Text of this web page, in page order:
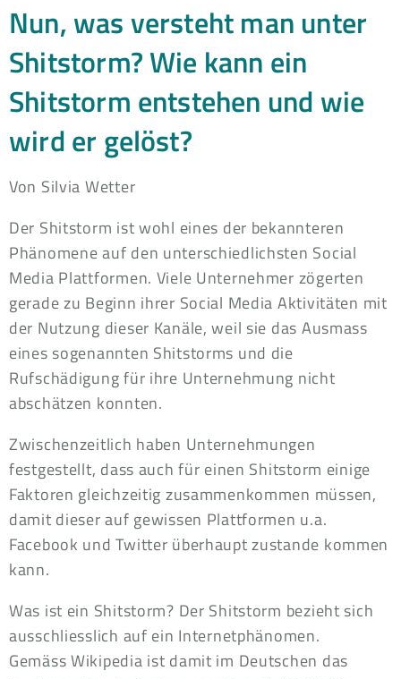
Nun, was versteht man unter
Shitstorm? Wie kann ein
Shitstorm entstehen und wie
wird er gelöst?
Von Silvia Wetter
Der Shitstorm ist wohl eines der bekannteren
Phänomene auf den unterschiedlichsten Social
Media Plattformen. Viele Unternehmer zögerten
gerade zu Beginn ihrer Social Media Aktivitäten mit
der Nutzung dieser Kanäle, weil sie das Ausmass
eines sogenannten Shitstorms und die
Rufschädigung für ihre Unternehmung nicht
abschätzen konnten.
Zwischenzeitlich haben Unternehmungen
festgestellt, dass auch für einen Shitstorm einige
Faktoren gleichzeitig zusammenkommen müssen,
damit dieser auf gewissen Plattformen u.a.
Facebook und Twitter überhaupt zustande kommen
kann.
Was ist ein Shitstorm? Der Shitstorm bezieht sich
ausschliesslich auf ein Internetphänomen.
Gemäss Wikipedia ist damit im Deutschen das